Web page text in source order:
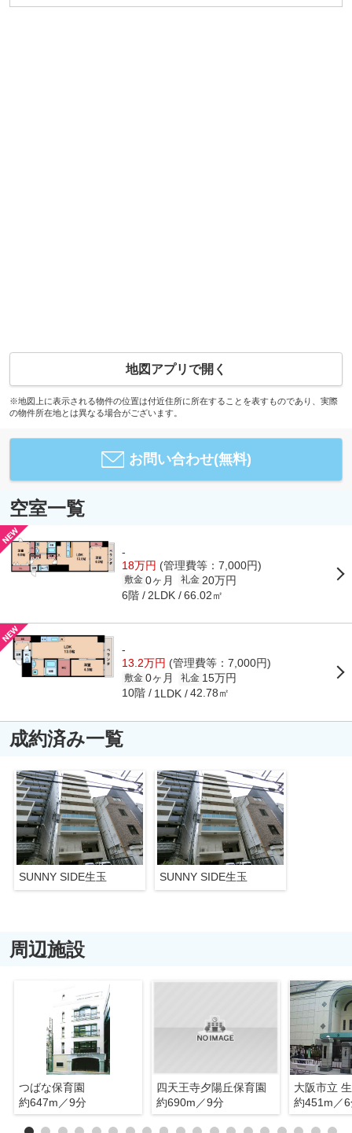
地図アプリで開く
※地図上に表示される物件の位置は付近住所に所在することを表すものであり、実際
の物件所在地とは異なる場合がございます。
お問い合わせ(無料)
空室一覧
-
18万円 (管理費等：7,000円)
敷金 0ヶ月 礼金 20万円
6階 2LDK 66.02㎡
-
13.2万円 (管理費等：7,000円)
敷金 0ヶ月 礼金 15万円
10階 1LDK 42.78㎡
成約済み一覧
SUNNY SIDE生玉 SUNNY SIDE生玉
周辺施設
つばな保育園
約647m／9分
四天王寺夕陽丘保育園
約690m／9分
大阪市立
約451m／